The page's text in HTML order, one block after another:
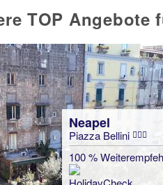
TOP Angebote
Neapel
Piazza Bellini
100 %